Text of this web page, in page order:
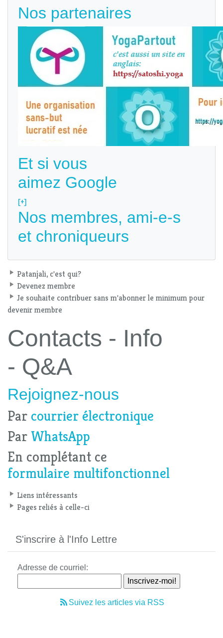
Nos partenaires
Et si vous
aimez Google
[+]
Nos membres, ami-e-s
et chroniqueurs
Patanjali, c'est qui?
Devenez membre
Je souhaite contribuer sans m'abonner le minimum pour
devenir membre
Contacts - Info
- Q&A
Rejoignez-nous
Par courrier électronique
Par WhatsApp
En complétant ce
formulaire multifonctionnel
Liens intéressants
Pages reliés à celle-ci
S'inscrire à l'Info Lettre
Adresse de courriel:
Suivez les articles via RSS